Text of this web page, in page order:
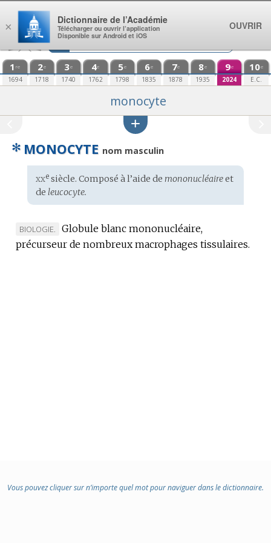
Aller au contenu
1 re
1694
2e
1718
3e
1740
4e
1762
5e
1798
6e
1835
7e
1878
8e
1935
9e
2024
10e
E.C.
monocyte
✻ MONOCYTE nom masculin
Étymologie
:
xxesiècle. Composé à l’aide de mononucléaireet
de leucocyte.
MARQUE
DE
BIOLOGIE.
Globule blanc mononucléaire,
précurseur de nombreux macrophages tissulaires.
Vous pouvez cliquer sur n’importe quel mot pour naviguer dans le dictionnaire.
×
Dictionnaire de l’Académie
Télécharger ou ouvrir l’application
Disponible sur Android et iOS
OUVRIR